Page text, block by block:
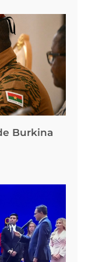
Burkina